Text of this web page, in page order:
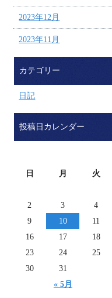
2023年12月
2023年11月
カテゴリー
日記
投稿日カレンダー
日 月 火
« 5月
2
3 4
9
10 11
16
17 18
23
24 25
30
31